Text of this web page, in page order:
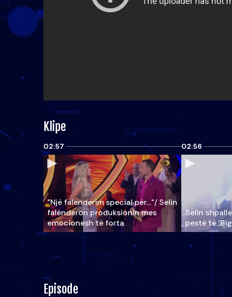
Klipe
02:57
"Një falenderim special për…"/ Selin
falënderon produksionin mes
emocionesh të forta
02:56
Selin
pestë të
Episode